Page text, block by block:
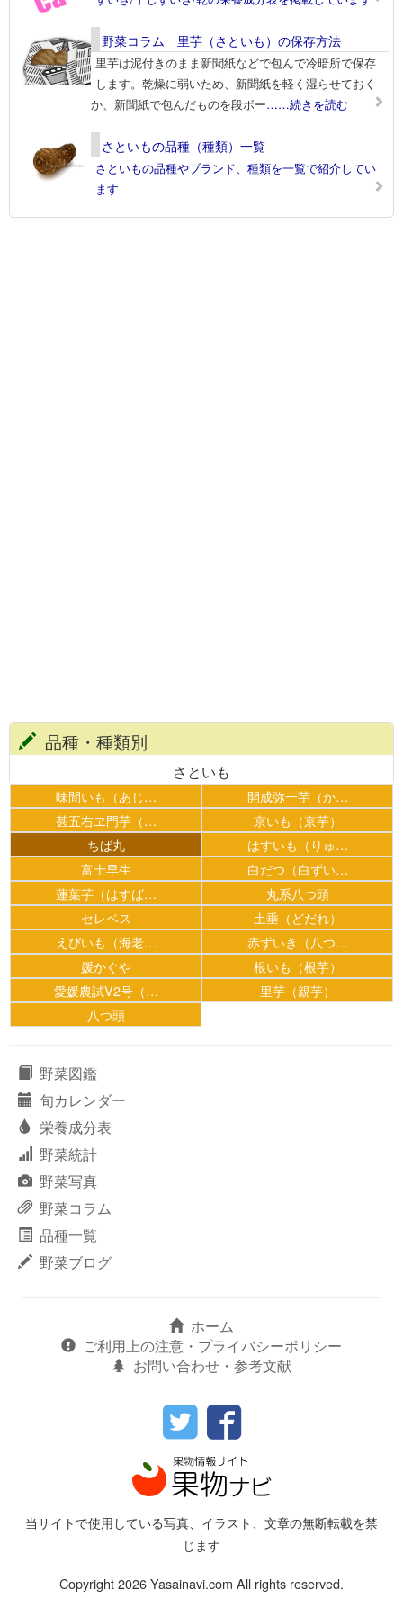
野菜コラム 里芋（さといも）の保存方法
里芋は泥付きのまま新聞紙などで包んで冷暗所で保存
します。乾燥に弱いため、新聞紙を軽く湿らせておく
か、新聞紙で包んだものを段ボー……続きを読む
さといもの品種（種類）一覧
さといもの品種やブランド、種類を一覧で紹介してい
ます
品種・種類別
さといも
味間いも（あじ…
開成弥一芋（か…
甚五右ヱ門芋（…
京いも（京芋）
ちば丸
はすいも（りゅ…
富士早生
白だつ（白ずい…
蓮葉芋（はすば…
丸系八つ頭
セレベス
土垂（どだれ）
えびいも（海老…
赤ずいき（八つ…
媛かぐや
根いも（根芋）
愛媛農試V2号（…
里芋（親芋）
八つ頭
野菜図鑑
旬カレンダー
栄養成分表
野菜統計
野菜写真
野菜コラム
品種一覧
野菜ブログ
ホーム
ご利用上の注意・プライバシーポリシー
お問い合わせ・参考文献
当サイトで使用している写真、イラスト、文章の無断転載を禁
じます
Copyright 2026 Yasainavi.com All rights reserved.